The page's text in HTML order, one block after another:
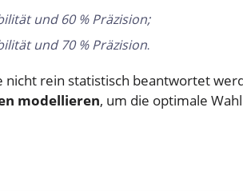
und 60 % Präzision;
und 70 % Präzision.
nicht rein statistisch beantwortet
modellieren, um die optimale